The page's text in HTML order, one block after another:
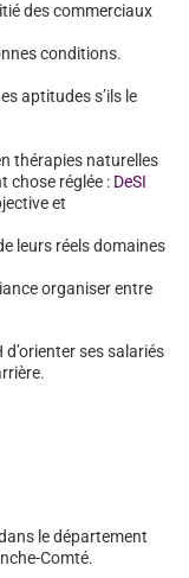
des commerciaux
conditions.
aptitudes s’ils le
thérapies naturelles
chose réglée : DeSI
et
leurs réels domaines
organiser entre
d’orienter ses salariés
le département
Comté.